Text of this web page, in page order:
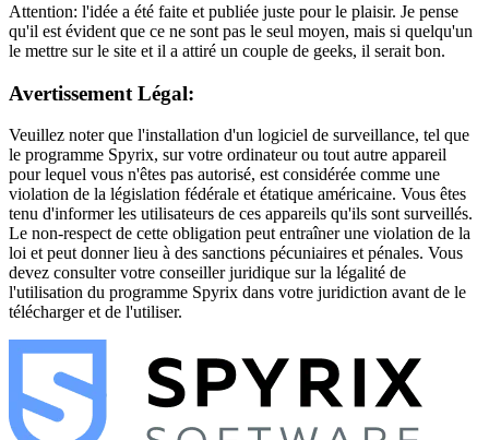
Attention: l'idée a été faite et publiée juste pour le plaisir. Je pense
qu'il est évident que ce ne sont pas le seul moyen, mais si quelqu'un
le mettre sur le site et il a attiré un couple de geeks, il serait bon.
Avertissement Légal:
Veuillez noter que l'installation d'un logiciel de surveillance, tel que
le programme Spyrix, sur votre ordinateur ou tout autre appareil
pour lequel vous n'êtes pas autorisé, est considérée comme une
violation de la législation fédérale et étatique américaine. Vous êtes
tenu d'informer les utilisateurs de ces appareils qu'ils sont surveillés.
Le non-respect de cette obligation peut entraîner une violation de la
loi et peut donner lieu à des sanctions pécuniaires et pénales. Vous
devez consulter votre conseiller juridique sur la légalité de
l'utilisation du programme Spyrix dans votre juridiction avant de le
télécharger et de l'utiliser.